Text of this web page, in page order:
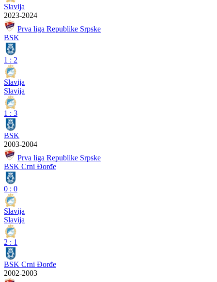
Slavija
2023-2024
Prva liga Republike Srpske
BSK
1 : 2
Slavija
Slavija
1 : 3
BSK
2003-2004
Prva liga Republike Srpske
BSK Crni Đorđe
0 : 0
Slavija
Slavija
2 : 1
BSK Crni Đorđe
2002-2003